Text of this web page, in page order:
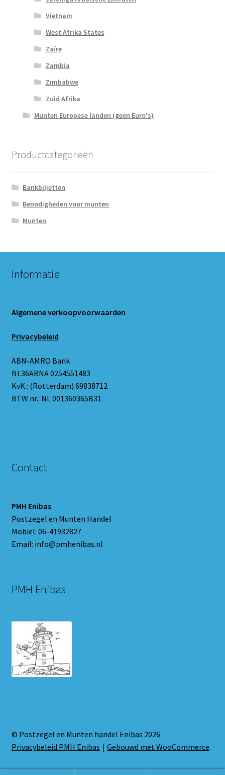
Vietnam
West Afrika States
Zaïre
Zambia
Zimbabwe
Zuid Afrika
Munten Europese landen (geen Euro's)
Productcategorieën
Bankbiljetten
Benodigheden voor munten
Munten
Informatie
Algemene verkoopvoorwaarden
Privacybeleid
ABN-AMRO Bank
NL36ABNA 0254551483
KvK.: (Rotterdam) 69838712
BTW nr.: NL 001360365B31
Contact
PMH Enibas
Postzegel en Munten Handel
Mobiel: 06-41932827
Email: info@pmhenibas.nl
PMH Enibas
© Postzegel en Munten handel Enibas 2026
Privacybeleid PMH Enibas
Gebouwd met WooCommerce.